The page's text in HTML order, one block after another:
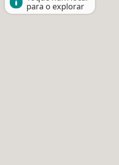
para o explorar